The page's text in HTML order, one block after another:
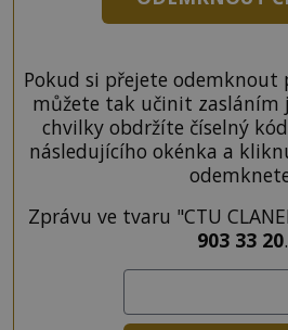
Pokud si přejete odemknout
můžete tak učinit zasláním
chvilky obdržíte číselný
následujícího okénka a
Zprávu ve tvaru "CTU
903 33 20.